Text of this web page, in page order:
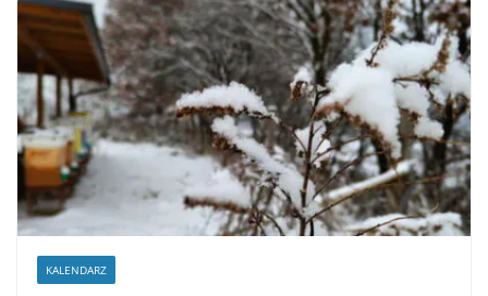
KALENDARZ